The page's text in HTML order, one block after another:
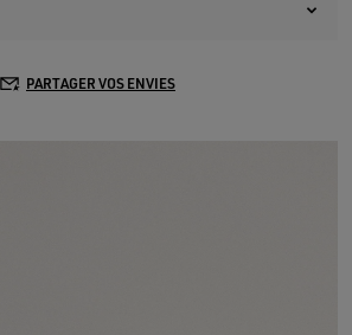
PARTAGER VOS ENVIES